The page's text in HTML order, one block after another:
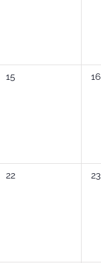
0
15
0
16
0
22
0
23